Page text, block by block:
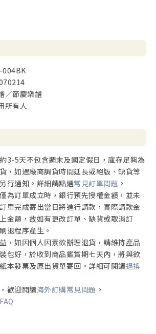
004BK
／節慶樂譜
所有人
3-5天不包含週末及國定假日，庫存足夠為
，如遇廠商調貨時間延長或絕版、缺貨等
行通知。詳細請點選常見訂單問題 。
為訂單成立時，銀行預先授權金額，並未
單完成寄出當日將進行請款，實際請款金
金額，故如有更改訂單、缺貨或取消訂
退程序產生。
，如因個人因素欲辦理退貨，請維持產品
包好，於收到商品鑑賞期七天內，將與欲
本發票及原出貨單寄回。詳細可閱讀退換
歡迎閱讀海外訂購常見問題 。